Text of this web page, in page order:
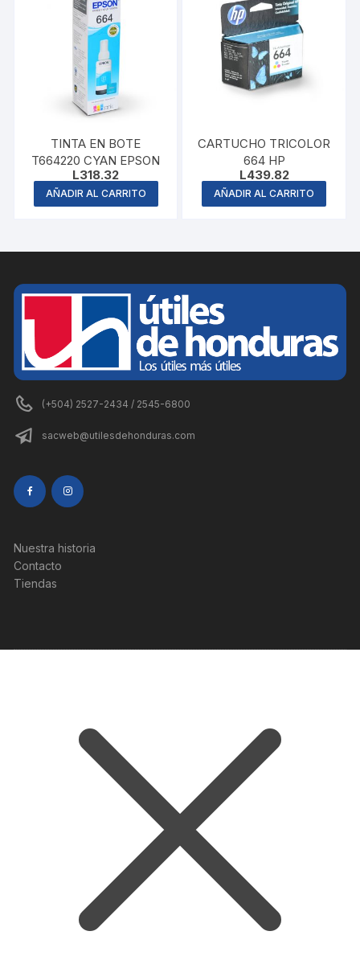
TINTA EN BOTE
T664220 CYAN EPSON
L318.32
AÑADIR AL CARRITO
CARTUCHO TRICOLOR
664 HP
L439.82
AÑADIR AL CARRITO
(+504) 2527-2434 / 2545-6800
sacweb@utilesdehonduras.com
Nuestra historia
Contacto
Tiendas